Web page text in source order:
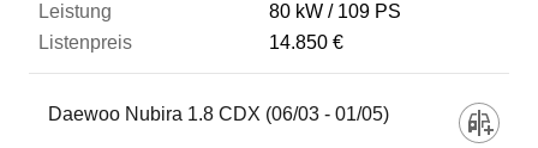
Zum Vergleich hinzufügen
80 kW
109 PS
14.850 €
Daewoo Nubira 1.8 CDX (06/03 - 01/05)